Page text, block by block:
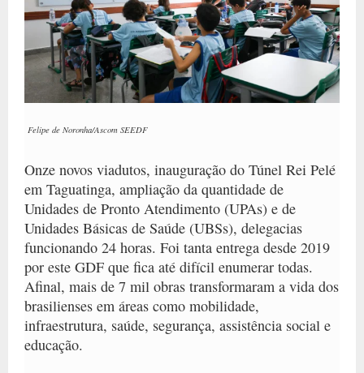
Felipe de Noronha/Ascom SEEDF
Onze novos viadutos, inauguração do Túnel Rei Pelé
em Taguatinga, ampliação da quantidade de
Unidades de Pronto Atendimento (UPAs) e de
Unidades Básicas de Saúde (UBSs), delegacias
funcionando 24 horas. Foi tanta entrega desde 2019
por este GDF que fica até difícil enumerar todas.
Afinal, mais de 7 mil obras transformaram a vida dos
brasilienses em áreas como mobilidade,
infraestrutura, saúde, segurança, assistência social e
educação.